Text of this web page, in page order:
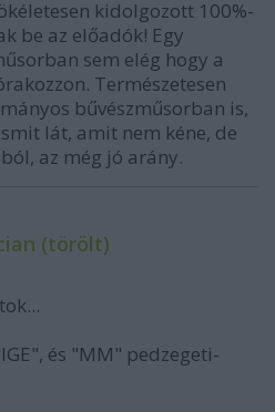
kidolgozott 100%-
be az előadók! Egy
sem elég hogy a
Természetesen
bűvészműsorban is,
lát, amit nem kéne, de
az még jó arány.
(törölt)
és "MM" pedzegeti-